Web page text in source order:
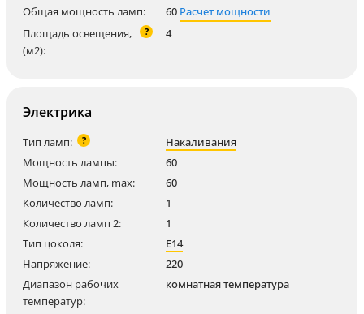
Общая мощность ламп:
60 Расчет мощности
Площадь освещения,
(м2):
? 4
Электрика
Тип ламп: ?
Накаливания
Мощность лампы:
60
Мощность ламп, max:
60
Количество ламп:
1
Количество ламп 2:
1
Тип цоколя:
E14
Напряжение:
220
Диапазон рабочих
температур:
комнатная температура